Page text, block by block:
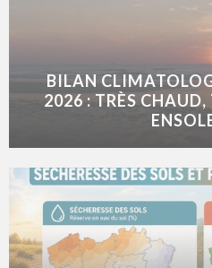
BILAN
2026 : TRÈS CHAUD,